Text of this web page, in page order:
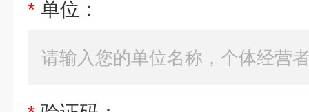
* 单位：